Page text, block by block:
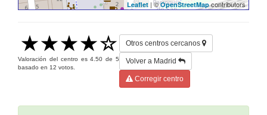
Leaflet | ©OpenStreetMapcontributors
Valoración del centro es4.50 de5
basado en 12 votos.
Otros centros cercanos
Volver a Madrid
Corregir centro